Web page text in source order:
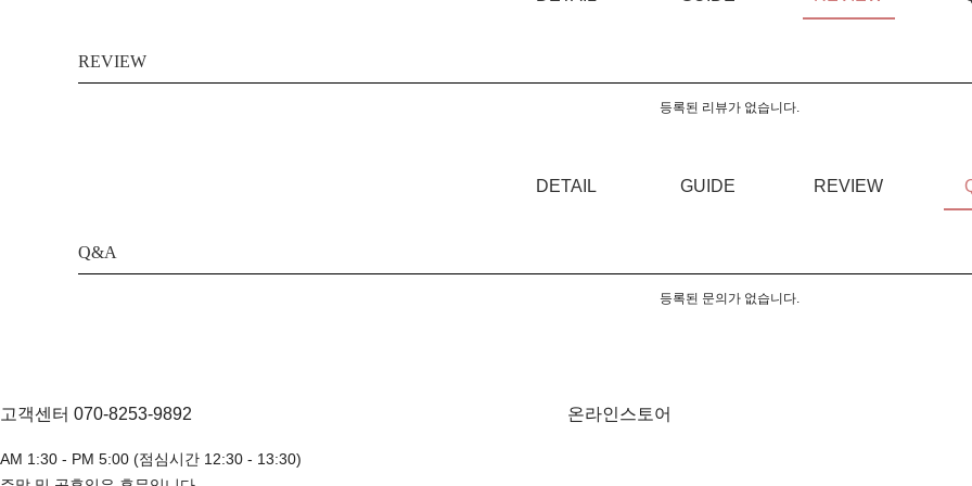
REVIEW
등록된 리뷰가 없습니다.
DETAIL GUIDE REVIEW
Q&A
등록된 문의가 없습니다.
고객센터 070-8253-9892
AM 1:30 - PM 5:00 (점심시간 12:30 - 13:30)
온라인스토어